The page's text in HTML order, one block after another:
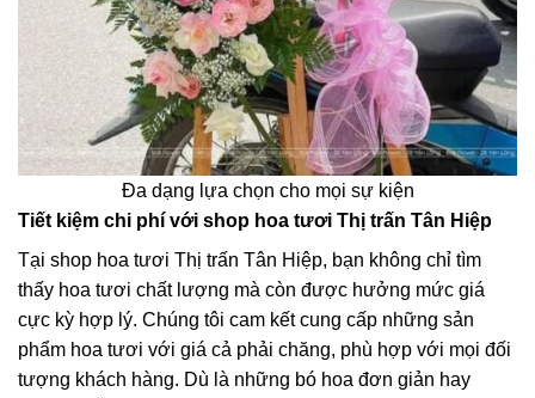
Đa dạng lựa chọn cho mọi sự kiện
Tiết kiệm chi phí với shop hoa tươi Thị trấn Tân Hiệp
Tại shop hoa tươi Thị trấn Tân Hiệp, bạn không chỉ tìm
thấy hoa tươi chất lượng mà còn được hưởng mức giá
cực kỳ hợp lý. Chúng tôi cam kết cung cấp những sản
phẩm hoa tươi với giá cả phải chăng, phù hợp với mọi đối
tượng khách hàng. Dù là những bó hoa đơn giản hay